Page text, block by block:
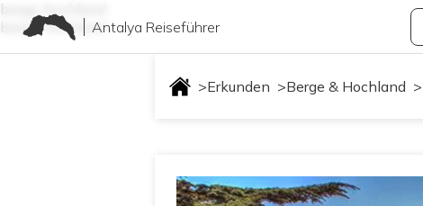
berge-hochland
berge-hochlandAntalya Reiseführer
>Erkunden >Berge & Hochland >